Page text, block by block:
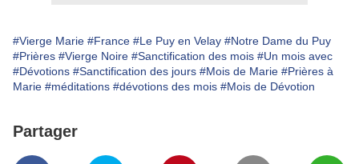
#Vierge Marie #France #Le Puy en Velay #Notre Dame du Puy
#Prières #Vierge Noire #Sanctification des mois #Un mois avec
#Dévotions #Sanctification des jours #Mois de Marie #Prières à
Marie #méditations #dévotions des mois #Mois de Dévotion
Partager